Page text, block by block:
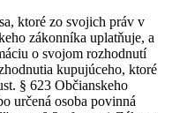
ktoré zo svojich práv v
zákonníka uplatňuje, a
o svojom rozhodnutí
kupujúceho, ktoré
§ 623 Občianskeho
určená osoba povinná